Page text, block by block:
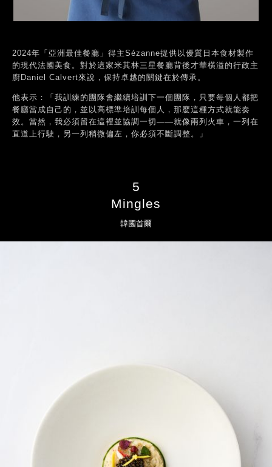
2024年「亞洲最佳餐廳」得主Sézanne提供以優質日本食材製作
的現代法國美食。對於這家米其林三星餐廳背後才華橫溢的行政主
廚Daniel Calvert來說，保持卓越的關鍵在於傳承。
他表示：「我訓練的團隊會繼續培訓下一個團隊，只要每個人都把
餐廳當成自己的，並以高標準培訓每個人，那麼這種方式就能奏
效。當然，我必須留在這裡並協調一切——就像兩列火車，一列在
直道上行駛，另一列稍微偏左，你必須不斷調整。」
5
Mingles
韓國首爾